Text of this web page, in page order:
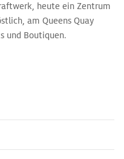
heute ein Zentrum
am Queens Quay
und Boutiquen.